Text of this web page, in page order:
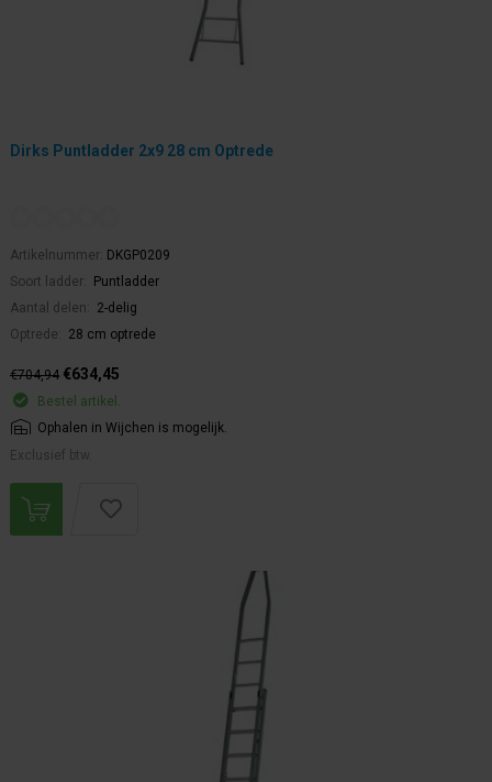
Dirks Puntladder 2x9 28 cm Optrede
Artikelnummer: DKGP0209
Soort ladder:
Puntladder
Aantal delen:
2-delig
Optrede:
28 cm optrede
€704,94 €634,45
Bestel artikel.
Ophalen in Wijchen is mogelijk.
Exclusief btw.